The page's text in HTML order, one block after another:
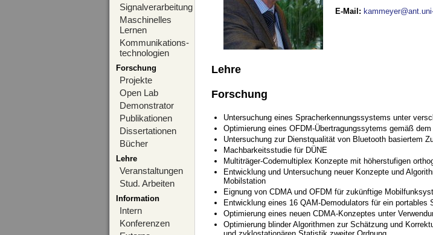
Signalverarbeitung
Maschinelles
Lernen
Kommunikations-
technologien
Forschung
Projekte
Open Lab
Demonstrator
Publikationen
Dissertationen
Bücher
Lehre
Veranstaltungen
Stud. Arbeiten
Information
Intern
Konferenzen
E-Mail :
Lehre
Forschung
Untersuchung eines Spracherkennungssystems unter
Optimierung eines OFDM-Übertragungssytems gemäß
Untersuchung zur Dienstqualität von Bluetooth basiertem
Machbarkeitsstudie für DÜNE
Multiträger-Codemultiplex Konzepte mit höherstufigen
Entwicklung und Untersuchung neuer Konzepte und
Mobilstation
Eignung von CDMA und OFDM für zukünftige
Entwicklung eines 16 QAM-Demodulators für ein portables
Optimierung eines neuen CDMA-Konzeptes unter
Optimierung blinder Algorithmen zur Schätzung und